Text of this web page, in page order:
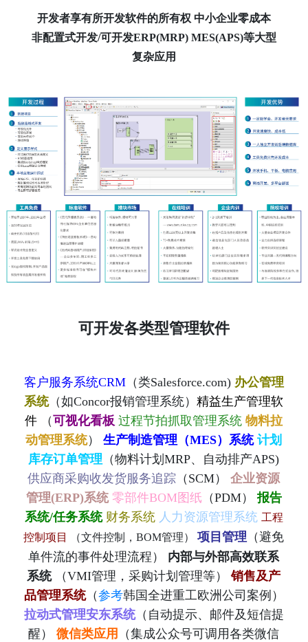
开发者享有所开发软件的所有权 中小企业零成本
非配置式开发/可开发ERP(MRP) MES(APS)等大型
复杂应用
可开发各类型管理软件
客户服务系统CRM（类Salesforce.com) 办公管理
系统（如Concor报销管理系统）精益生产管理软
件 （可视化看板 过程节拍抓取管理系统 物料拉
动管理系统）生产制造管理（MES）系统 计划
库存订单管理 （物料计划MRP、自动排产APS)
供应商采购收发货服务追踪 （SCM）企业资源
管理(ERP)系统 零部件BOM图纸 （PDM）报告
系统/任务系统 财务系统 人力资源管理系统 工程
控制项目
（文件控制，BOM管理）项目管理 （避免
单件流的事件处理流程） 内部与外部高效联系
系统（VMI管理，采购计划管理等）销售及产
品管理系统（参考韩国全进重工欧洲公司案例）
拉动式管理安东系统（自动提示、邮件及短信提
醒）微信类应用
（集成公众号可调用各类微信